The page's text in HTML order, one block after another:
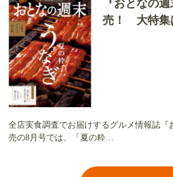
『おとなの
売！ 大特集
全店実食調査でお届けするグルメ情報誌『
売の8月号では、「夏の粋…